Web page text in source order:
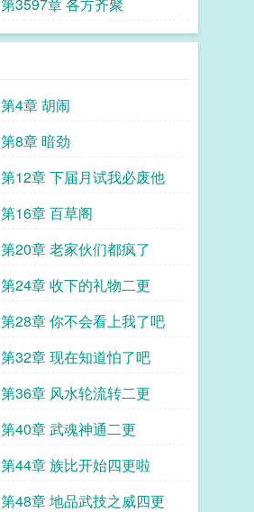
第4章 胡闹
第8章 暗劲
第12章 下届月试我必废他
第16章 百草阁
第20章 老家伙们都疯了
第24章 收下的礼物二更
第28章 你不会看上我了吧
第32章 现在知道怕了吧
第36章 风水轮流转二更
第40章 武魂神通二更
第44章 族比开始四更啦
第48章 地品武技之威四更